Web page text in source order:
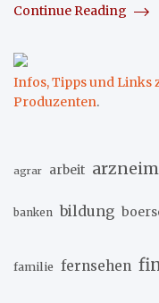
Continue Reading
Infos, Tipps und Links
Produzenten.
agrar arbeit
banken bildung
familie fernsehen